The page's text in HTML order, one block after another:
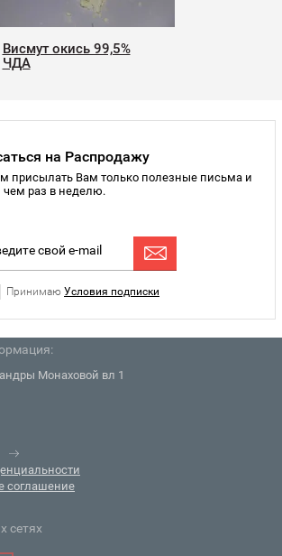
Висмут окись 99,5%
ЧДА
на Распродажу
присылать Вам только полезные письма и
чем раз в неделю.
Принимаю Условия подписки
Монаховой вл 1
соглашение
сетях